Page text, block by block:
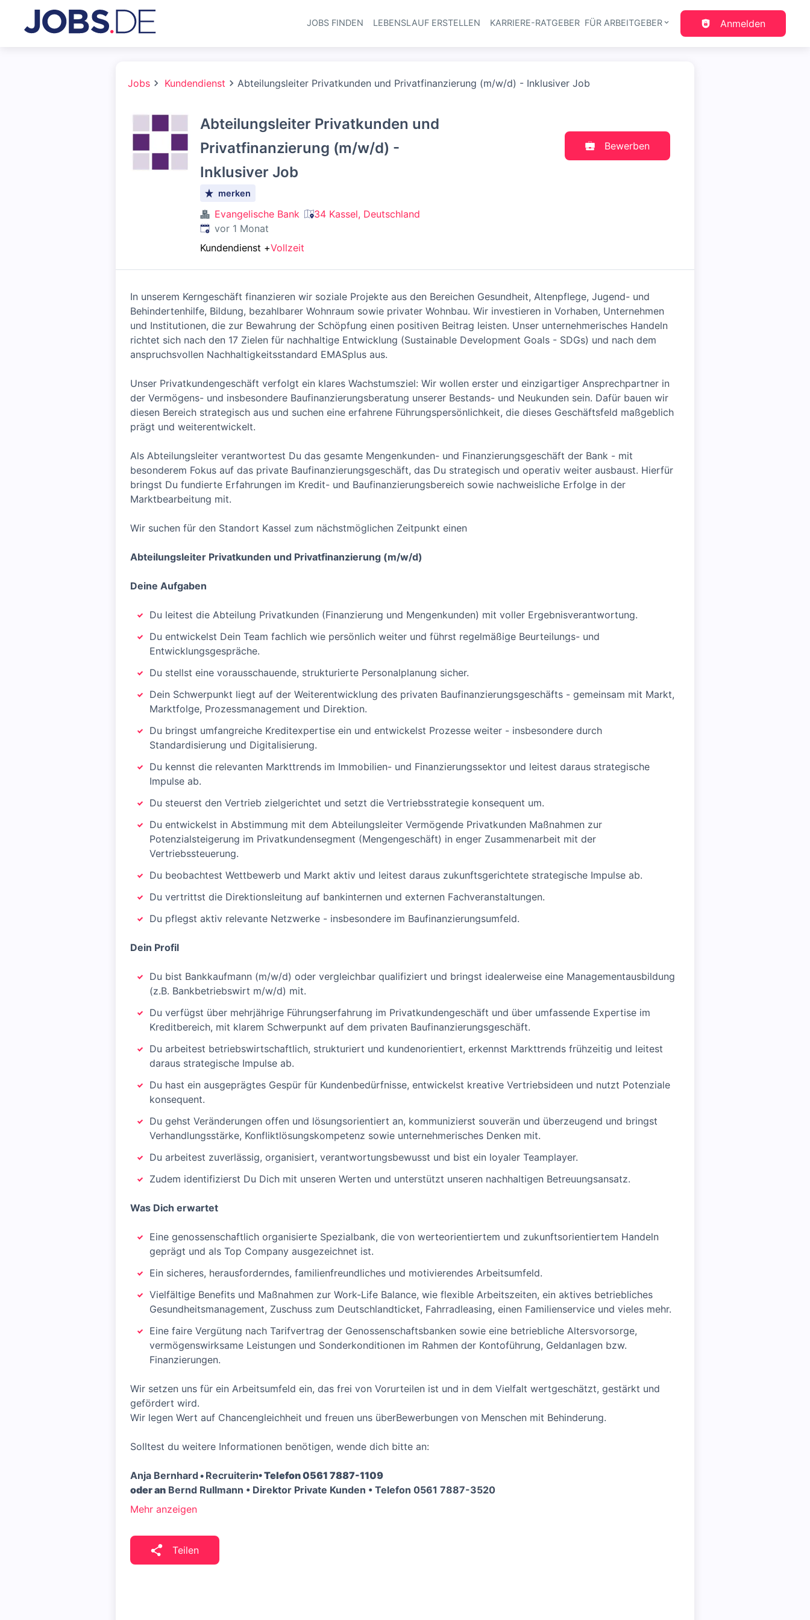
Haupt-Navigation
JOBS FINDEN LEBENSLAUF ERSTELLEN KARRIERE-RATGEBER FÜR ARBEITGEBER Anmelden
Jobs Kundendienst Abteilungsleiter Privatkunden und Privatfinanzierung (m/w/d) - Inklusiver Job
Abteilungsleiter Privatkunden und
Privatfinanzierung (m/w/d) -
Inklusiver Job
merken
Evangelische Bank
34 Kassel, Deutschland
Veröffentlicht:
vor 1 Monat
Kundendienst +Vollzeit
Bewerben
In unserem Kerngeschäft finanzieren wir soziale Projekte aus den Bereichen Gesundheit, Altenpflege, Jugend- und
Behindertenhilfe, Bildung, bezahlbarer Wohnraum sowie privater Wohnbau. Wir investieren in Vorhaben, Unternehmen
und Institutionen, die zur Bewahrung der Schöpfung einen positiven Beitrag leisten. Unser unternehmerisches Handeln
richtet sich nach den 17 Zielen für nachhaltige Entwicklung (Sustainable Development Goals - SDGs) und nach dem
anspruchsvollen Nachhaltigkeitsstandard EMASplus aus.
Unser Privatkundengeschäft verfolgt ein klares Wachstumsziel: Wir wollen erster und einzigartiger Ansprechpartner in
der Vermögens- und insbesondere Baufinanzierungsberatung unserer Bestands- und Neukunden sein. Dafür bauen wir
diesen Bereich strategisch aus und suchen eine erfahrene Führungspersönlichkeit, die dieses Geschäftsfeld maßgeblich
prägt und weiterentwickelt.
Als Abteilungsleiter verantwortest Du das gesamte Mengenkunden- und Finanzierungsgeschäft der Bank - mit
besonderem Fokus auf das private Baufinanzierungsgeschäft, das Du strategisch und operativ weiter ausbaust. Hierfür
bringst Du fundierte Erfahrungen im Kredit- und Baufinanzierungsbereich sowie nachweisliche Erfolge in der
Marktbearbeitung mit.
Wir suchen für den Standort Kassel zum nächstmöglichen Zeitpunkt einen
Abteilungsleiter Privatkunden und Privatfinanzierung (m/w/d)
Deine Aufgaben
Du leitest die Abteilung Privatkunden (Finanzierung und Mengenkunden) mit voller Ergebnisverantwortung.
Du entwickelst Dein Team fachlich wie persönlich weiter und führst regelmäßige Beurteilungs- und
Entwicklungsgespräche.
Du stellst eine vorausschauende, strukturierte Personalplanung sicher.
Dein Schwerpunkt liegt auf der Weiterentwicklung des privaten Baufinanzierungsgeschäfts - gemeinsam mit Markt,
Marktfolge, Prozessmanagement und Direktion.
Du bringst umfangreiche Kreditexpertise ein und entwickelst Prozesse weiter - insbesondere durch
Standardisierung und Digitalisierung.
Du kennst die relevanten Markttrends im Immobilien- und Finanzierungssektor und leitest daraus strategische
Impulse ab.
Du steuerst den Vertrieb zielgerichtet und setzt die Vertriebsstrategie konsequent um.
Du entwickelst in Abstimmung mit dem Abteilungsleiter Vermögende Privatkunden Maßnahmen zur
Potenzialsteigerung im Privatkundensegment (Mengengeschäft) in enger Zusammenarbeit mit der
Vertriebssteuerung.
Du beobachtest Wettbewerb und Markt aktiv und leitest daraus zukunftsgerichtete strategische Impulse ab.
Du vertrittst die Direktionsleitung auf bankinternen und externen Fachveranstaltungen.
Du pflegst aktiv relevante Netzwerke - insbesondere im Baufinanzierungsumfeld.
Dein Profil
Du bist Bankkaufmann (m/w/d) oder vergleichbar qualifiziert und bringst idealerweise eine Managementausbildung
(z.B. Bankbetriebswirt m/w/d) mit.
Du verfügst über mehrjährige Führungserfahrung im Privatkundengeschäft und über umfassende Expertise im
Kreditbereich, mit klarem Schwerpunkt auf dem privaten Baufinanzierungsgeschäft.
Du arbeitest betriebswirtschaftlich, strukturiert und kundenorientiert, erkennst Markttrends frühzeitig und leitest
daraus strategische Impulse ab.
Du hast ein ausgeprägtes Gespür für Kundenbedürfnisse, entwickelst kreative Vertriebsideen und nutzt Potenziale
konsequent.
Du gehst Veränderungen offen und lösungsorientiert an, kommunizierst souverän und überzeugend und bringst
Verhandlungsstärke, Konfliktlösungskompetenz sowie unternehmerisches Denken mit.
Du arbeitest zuverlässig, organisiert, verantwortungsbewusst und bist ein loyaler Teamplayer.
Zudem identifizierst Du Dich mit unseren Werten und unterstützt unseren nachhaltigen Betreuungsansatz.
Was Dich erwartet
Eine genossenschaftlich organisierte Spezialbank, die von werteorientiertem und zukunftsorientiertem Handeln
geprägt und als Top Company ausgezeichnet ist.
Ein sicheres, herausforderndes, familienfreundliches und motivierendes Arbeitsumfeld.
Vielfältige Benefits und Maßnahmen zur Work-Life Balance, wie flexible Arbeitszeiten, ein aktives betriebliches
Gesundheitsmanagement, Zuschuss zum Deutschlandticket, Fahrradleasing, einen Familienservice und vieles mehr.
Eine faire Vergütung nach Tarifvertrag der Genossenschaftsbanken sowie eine betriebliche Altersvorsorge,
vermögenswirksame Leistungen und Sonderkonditionen im Rahmen der Kontoführung, Geldanlagen bzw.
Finanzierungen.
Wir setzen uns für ein Arbeitsumfeld ein, das frei von Vorurteilen ist und in dem Vielfalt wertgeschätzt, gestärkt und
gefördert wird.
Wir legen Wert auf Chancengleichheit und freuen uns überBewerbungen von Menschen mit Behinderung.
Solltest du weitere Informationen benötigen, wende dich bitte an:
Anja Bernhard• Recruiterin• Telefon 0561 7887-1109
oder an Bernd Rullmann • Direktor Private Kunden • Telefon 0561 7887-3520
Mehr anzeigen
Teilen